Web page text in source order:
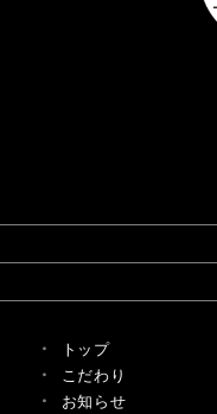
トップ
こだわり
お知らせ